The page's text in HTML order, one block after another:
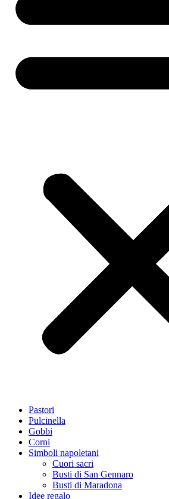
Pastori
Pulcinella
Gobbi
Corni
Simboli napoletani
Cuori sacri
Busti di San Gennaro
Busti di Maradona
Idee regalo